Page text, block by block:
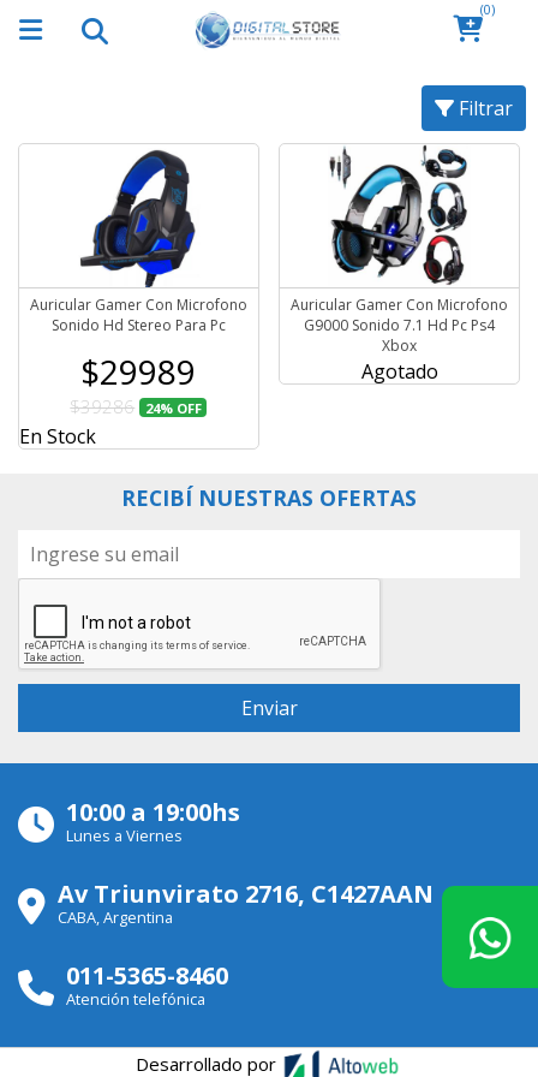
(0)
Filtrar
Auricular Gamer Con Microfono
Sonido Hd Stereo Para Pc
$29989
$39286 24% OFF
En Stock
Auricular Gamer Con Microfono
G9000 Sonido 7.1 Hd Pc Ps4
Xbox
Agotado
RECIBÍ NUESTRAS OFERTAS
10:00 a 19:00hs
Lunes a Viernes
Av Triunvirato 2716, C1427AAN
CABA, Argentina
011-5365-8460
Atención telefónica
Desarrollado por